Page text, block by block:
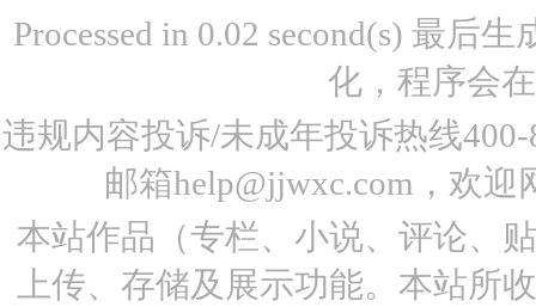
Processed in 0.02 second(s) 最后
化，程序会
违规内容投诉/未成年投诉热线
邮箱help@jjwxc.com，欢
本站作品（专栏、小说、评论、
上传、存储及展示功能。本站所